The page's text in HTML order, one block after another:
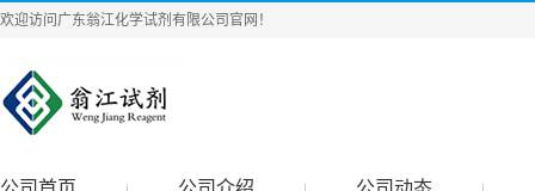
欢迎访问广东翁江化学试剂有限公司官网！